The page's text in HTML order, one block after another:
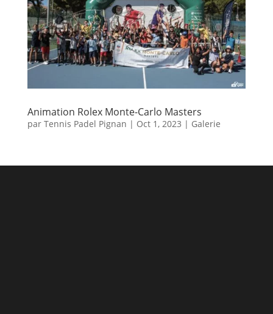
Animation Rolex Monte-Carlo Masters
par Tennis Padel Pignan | Oct 1, 2023 | Galerie